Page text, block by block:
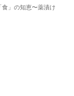
」の知恵〜薬漬け